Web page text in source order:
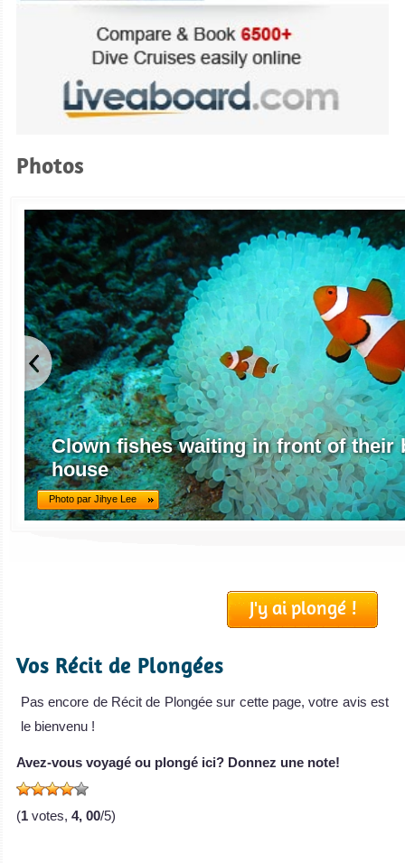
Photos
Clown fishes waiting in front of their
house
Photo par Jihye Lee
J'y ai plongé !
Vos Récit de Plongées
Pas encore de Récit de Plongée sur cette page, votre avis est
le bienvenu !
Avez-vous voyagé ou plongé ici? Donnez une note!
(1 votes, 4, 00/5)